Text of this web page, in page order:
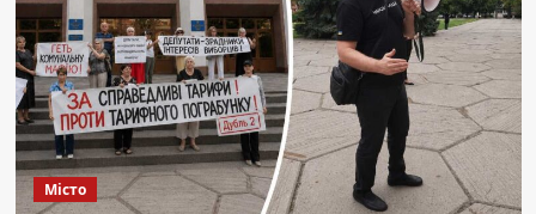
в
кошик
не
класти
Місто